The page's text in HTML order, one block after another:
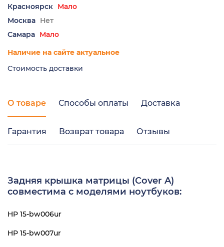
Красноярск Мало
Москва Нет
Самара Мало
Наличие на сайте актуальное
Стоимость доставки
О товаре Способы оплаты Доставка
Гарантия Возврат товара Отзывы
Задняя крышка матрицы (Cover A)
совместима с моделями ноутбуков:
HP 15-bw006ur
HP 15-bw007ur